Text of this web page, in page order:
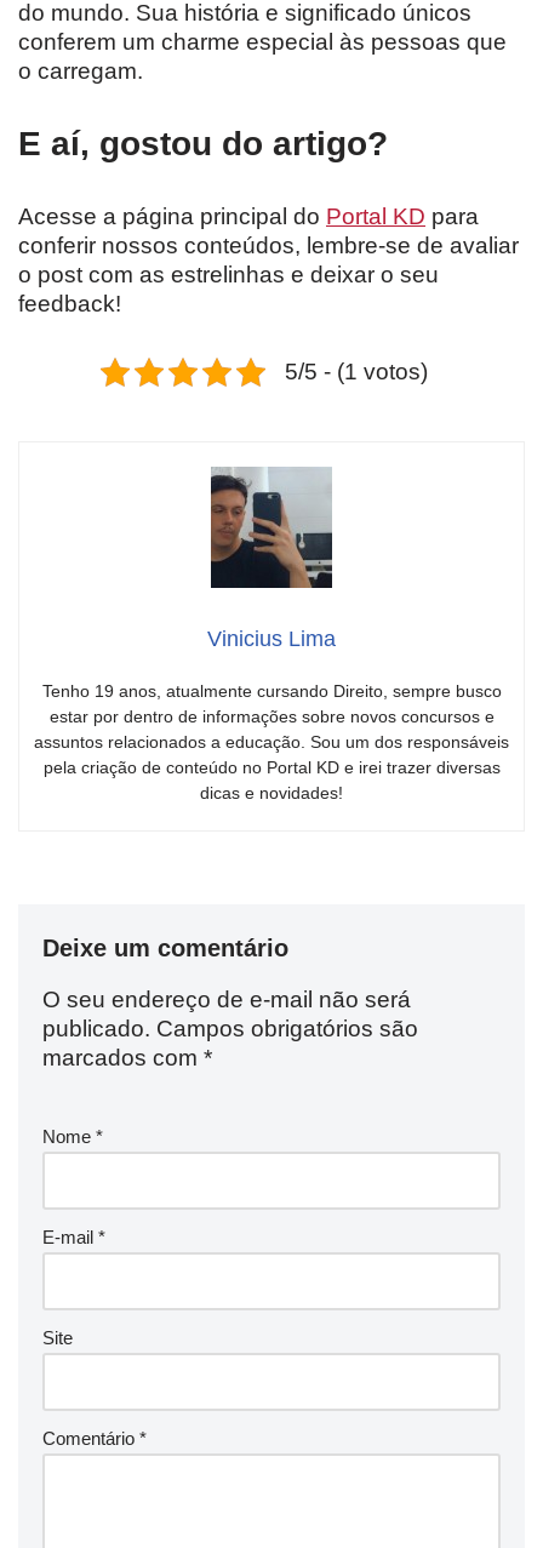
do mundo. Sua história e significado únicos
conferem um charme especial às pessoas que
o carregam.
E aí, gostou do artigo?
Acesse a página principal do Portal KD para
conferir nossos conteúdos, lembre-se de avaliar
o post com as estrelinhas e deixar o seu
feedback!
5/5 - (1 votos)
Vinicius Lima
Tenho 19 anos, atualmente cursando Direito, sempre busco
estar por dentro de informações sobre novos concursos e
assuntos relacionados a educação. Sou um dos responsáveis
pela criação de conteúdo no Portal KD e irei trazer diversas
dicas e novidades!
Deixe um comentário
O seu endereço de e-mail não será
publicado. Campos obrigatórios são
marcados com *
Nome *
E-mail *
Site
Comentário *